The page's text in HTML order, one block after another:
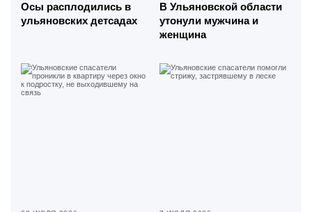
Осы расплодились в
ульяновских детсадах
В Ульяновской области
утонули мужчина и
женщина